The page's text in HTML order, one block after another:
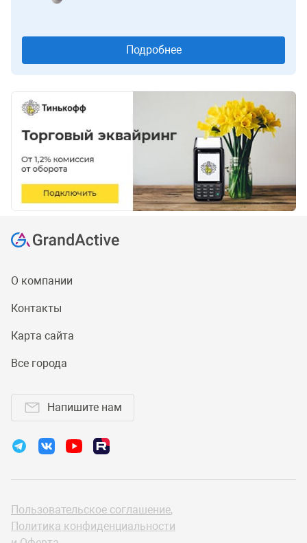
Подробнее
О компании
Контакты
Карта сайта
Все города
Напишите нам
Пользовательское соглашение,
Политика конфиденциальности